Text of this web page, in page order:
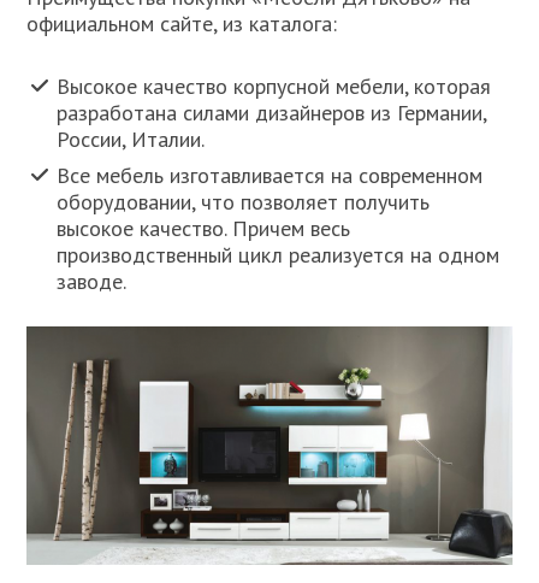
официальном сайте, из каталога:
Высокое качество корпусной мебели, которая
разработана силами дизайнеров из Германии,
России, Италии.
Все мебель изготавливается на современном
оборудовании, что позволяет получить
высокое качество. Причем весь
производственный цикл реализуется на одном
заводе.